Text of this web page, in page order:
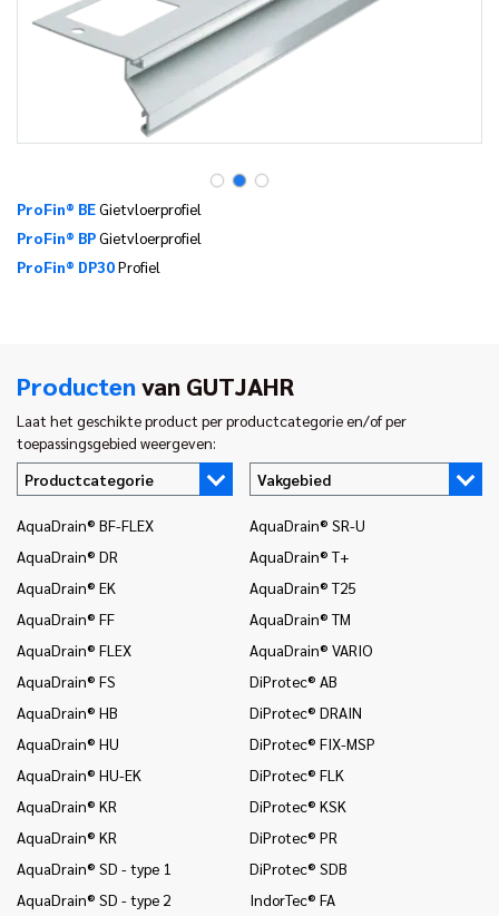
ProFin® BEGietvloerprofiel
ProFin® BPGietvloerprofiel
ProFin® DP30Profiel
Productenvan GUTJAHR
Laat het geschikte product per productcategorie en/of per
toepassingsgebied weergeven:
Productcategorie
Vakgebied
AquaDrain® BF-FLEX
AquaDrain® DR
AquaDrain® EK
AquaDrain® FF
AquaDrain® FLEX
AquaDrain® FS
AquaDrain® HB
AquaDrain® HU
AquaDrain® HU-EK
AquaDrain® KR
AquaDrain® KR
AquaDrain® SD - type 1
AquaDrain® SD - type 2
AquaDrain® SR-U
AquaDrain® T+
AquaDrain® T25
AquaDrain® TM
AquaDrain® VARIO
DiProtec® AB
DiProtec® DRAIN
DiProtec® FIX-MSP
DiProtec® FLK
DiProtec® KSK
DiProtec® PR
DiProtec® SDB
IndorTec® FA